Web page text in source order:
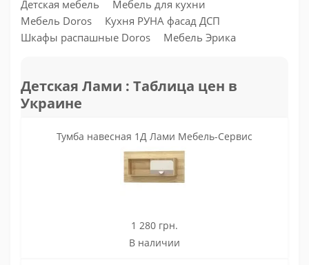
Детская мебель
Мебель для кухни
Мебель Doros
Кухня РУНА фасад ДСП
Шкафы распашные Doros
Мебель Эрика
Детская Лами : Таблица цен в
Украине
Тумба навесная 1Д Лами Мебель-Сервис
1 280 грн.
В наличии